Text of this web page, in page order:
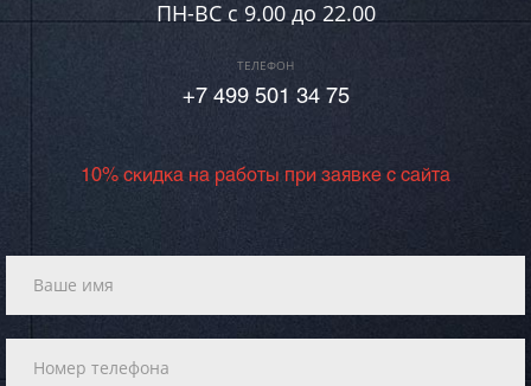
ПН-ВC c 9.00 до 22.00
ТЕЛЕФОН
+7 499 501 34 75
10% скидка на работы при заявке с сайта